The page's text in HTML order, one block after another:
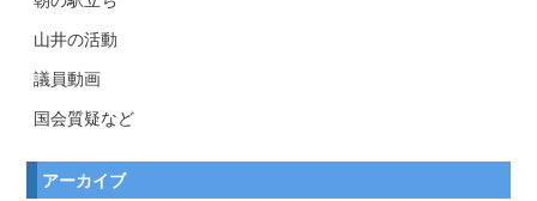
山井の活動
議員動画
国会質疑など
アーカイブ